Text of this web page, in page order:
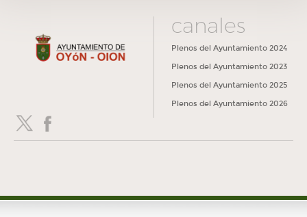
canales
Plenos del Ayuntamiento 2024
Plenos del Ayuntamiento 2023
Plenos del Ayuntamiento 2025
Plenos del Ayuntamiento 2026